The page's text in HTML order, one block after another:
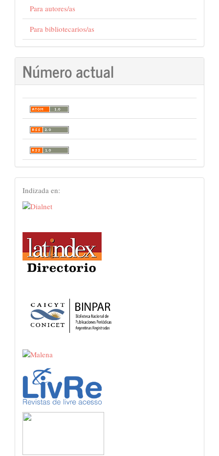
Para autores/as
Para bibliotecarios/as
Número actual
Index
Indizada en: